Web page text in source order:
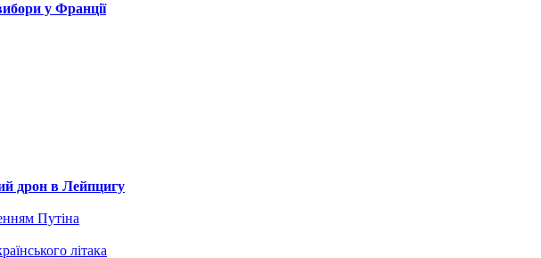
у Франції
дрон в Лейпцигу
Путіна
літака